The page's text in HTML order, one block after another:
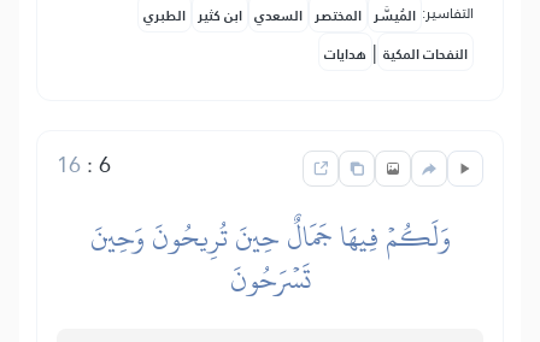
التفاسير: المُيسَّر المختصر السعدي ابن كثير الطبري
النفحات المكية | هدايات
6
:
16
وَلَكُمۡ فِيهَا جَمَالٌ حِينَ تُرِيحُونَ وَحِينَ
تَسۡرَحُونَ